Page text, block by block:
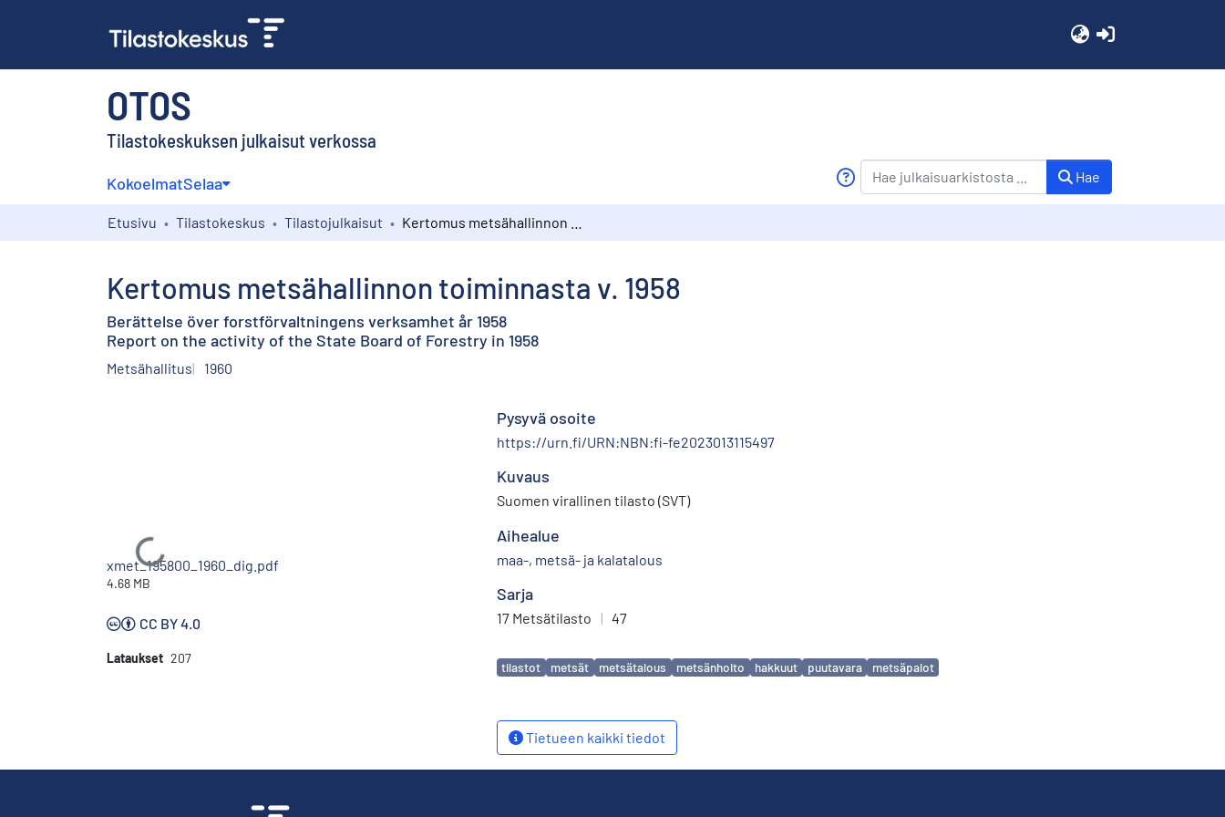
OTOS
Tilastokeskuksen julkaisut verkossa
KokoelmatSelaa Hae
Etusivu Tilastokeskus Tilastojulkaisut
Kertomus metsähallinnon toiminnasta v. 1958
Berättelse över forstförvaltningens verksamhet år 1958
Report on the activity of the State Board of Forestry in 1958
Metsähallitus 1960
Ladataan...
xmet_195800_1960_dig.pdf
4.68 MB
CC BY 4.0
Lataukset 207
Pysyvä osoite
https://urn.fi/URN:NBN:fi-fe2023013115497
Kuvaus
Suomen virallinen tilasto (SVT)
Aihealue
maa-, metsä- ja kalatalous
Sarja
17 Metsätilasto | 47
Avainsanat
tilastot metsät metsätalous metsänhoito hakkuut puutavara metsäpalot
Tietueen kaikki tiedot